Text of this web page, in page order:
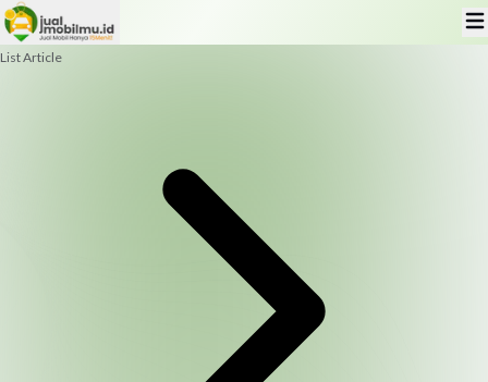
List Article